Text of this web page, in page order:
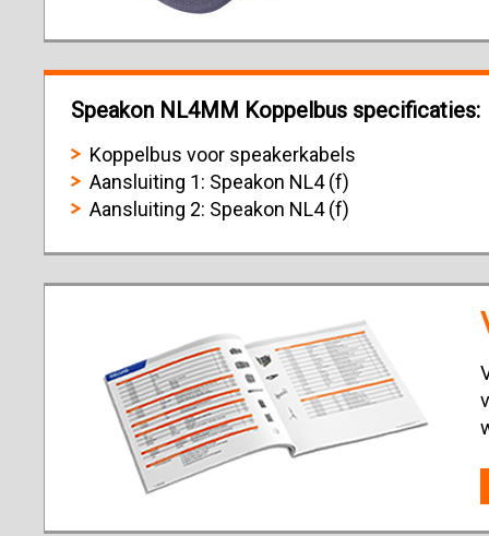
Speakon NL4MM Koppelbus specificaties:
Koppelbus voor speakerkabels
Aansluiting 1: Speakon NL4 (f)
Aansluiting 2: Speakon NL4 (f)